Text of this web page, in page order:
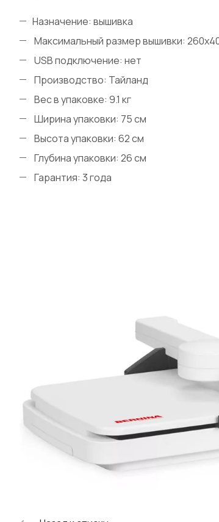
Назначение: вышивка
Максимальный размер вышивки:
USB подключение: нет
Производство: Тайланд
Вес в упаковке: 9.1 кг
Ширина упаковки: 75 см
Высота упаковки: 62 см
Глубина упаковки: 26 см
Гарантия: 3 года